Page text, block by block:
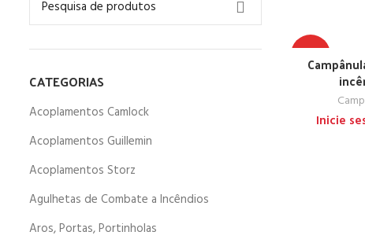
CATEGORIAS
Acoplamentos Camlock
Acoplamentos Guillemin
Acoplamentos Storz
Agulhetas de Combate a Incêndios
Aros, Portas, Portinholas
TOP
Inicie